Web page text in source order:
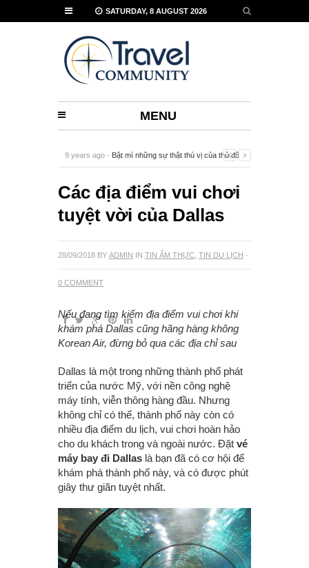
SATURDAY, 8 AUGUST 2026
MENU
9 years ago - Bật mí những sự thật thú vị của thủ đô
Các địa điểm vui chơi
tuyệt vời của Dallas
28/09/2018 BY ADMIN IN TIN ẨM THỰC TIN DU LỊCH ·
0 COMMENT
Nếu đang tìm kiếm địa điểm vui chơi khi
khám phá Dallas cũng hãng hàng không
Korean Air, đừng bỏ qua các địa chỉ sau
Dallas là một trong những thành phố phát
triển của nước Mỹ, với nền công nghệ
máy tính, viễn thông hàng đầu. Nhưng
không chỉ có thế, thành phố này còn có
nhiều địa điểm du lịch, vui chơi hoàn hảo
cho du khách trong và ngoài nước. Đặt vé
máy bay đi Dallas là bạn đã có cơ hội để
khám phá thành phố này, và có được phút
giây thư giãn tuyệt nhất.